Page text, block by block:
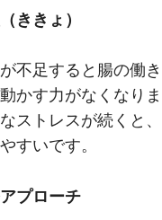
ききょ）
不足すると腸の働
かす力がなくなり
ストレスが続くと
すいです。
プローチ